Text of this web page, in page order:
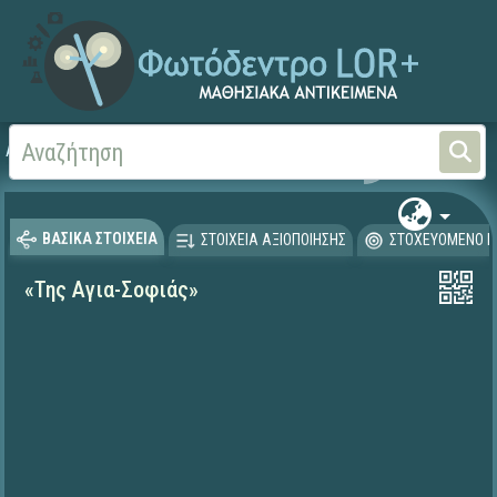
Αρχική Γλώσσα και Λογοτεχνία
ΒΑΣΙΚΑ ΣΤΟΙΧΕΙΑ ΣΤΟΙΧΕΙΑ ΑΞΙΟΠΟΙΗΣΗΣ ΣΤΟΧΕΥΟΜΕΝΟ
«Της Αγια-Σοφιάς»